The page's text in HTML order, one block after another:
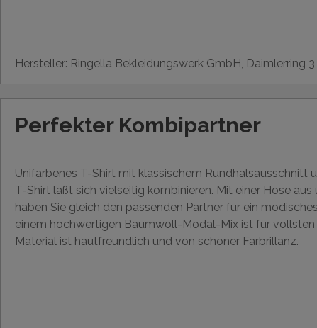
Hersteller: Ringella Bekleidungswerk GmbH, Daimlerring
Perfekter Kombipartner
Unifarbenes T-Shirt mit klassischem Rundhalsausschnitt
T-Shirt läßt sich vielseitig kombinieren. Mit einer Hose
haben Sie gleich den passenden Partner für ein
einem hochwertigen Baumwoll-Modal-Mix ist für
Material ist hautfreundlich und von schöner Farbrillanz.